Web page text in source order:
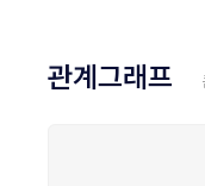
관계그래프